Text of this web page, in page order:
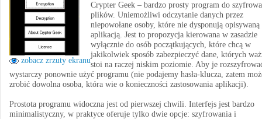
zobacz zrzuty ekranu
Crypter Geek – bardzo prosty program do
plików. Uniemożliwi odczytanie danych przez
niepowołane osoby, które nie dysponują opisywaną
aplikacją. Jest to propozycja kierowana w zasadzie
wyłącznie do osób początkujących, które chcą w
jakikolwiek sposób zabezpieczyć dane, których
stoi na raczej niskim poziomie. Aby je
wystarczy ponownie użyć programu (nie podajemy hasła-klucza, zatem
zrobić dowolna osoba, która wie o konieczności zastosowania aplikacji).
Prostota programu widoczna jest od pierwszej chwili. Interfejs jest bardzo
minimalistyczny, w praktyce oferuje tylko dwie opcje: szyfrowania i